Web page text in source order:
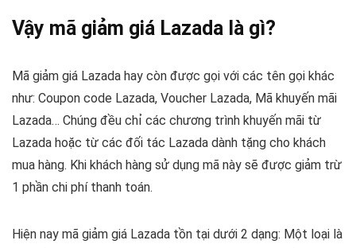
Vậy mã giảm giá Lazada là gì?
Mã giảm giá Lazada hay còn được gọi với các tên gọi khác
như: Coupon code Lazada, Voucher Lazada, Mã khuyến mãi
Lazada… Chúng đều chỉ các chương trình khuyến mãi từ
Lazada hoặc từ các đối tác Lazada dành tặng cho khách
mua hàng. Khi khách hàng sử dụng mã này sẽ được giảm trừ
1 phần chi phí thanh toán.
Hiện nay mã giảm giá Lazada tồn tại dưới 2 dạng: Một loại là